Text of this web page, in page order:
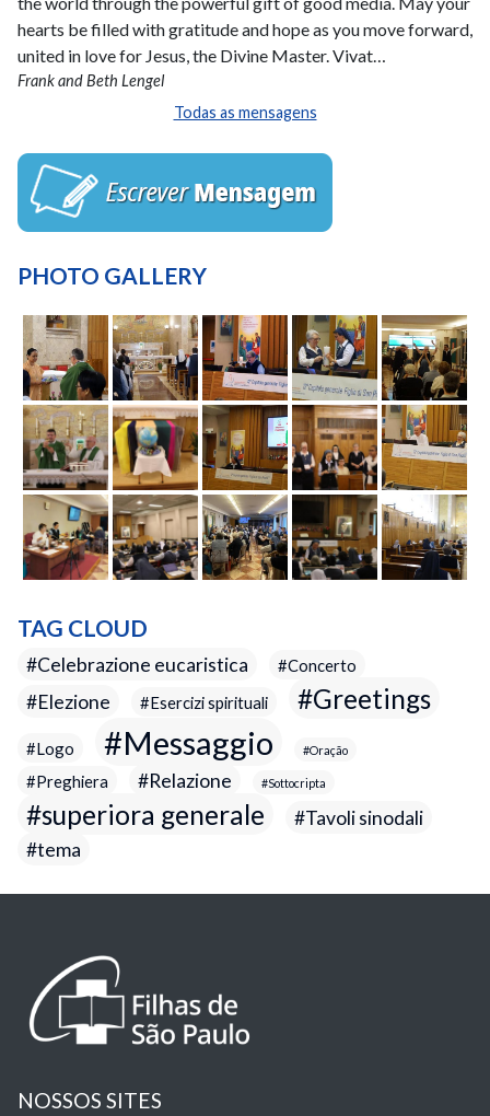
hearts be filled with gratitude and hope as you move forward,
united in love for Jesus, the Divine Master. Vivat…
Frank and Beth Lengel
Todas as mensagens
PHOTO GALLERY
TAG CLOUD
Celebrazione eucaristica Concerto
Elezione Esercizi spirituali Greetings
Logo Messaggio Oração
Preghiera Relazione Sottocripta
superiora generale
Tavoli sinodali
tema
NOSSOS SITES